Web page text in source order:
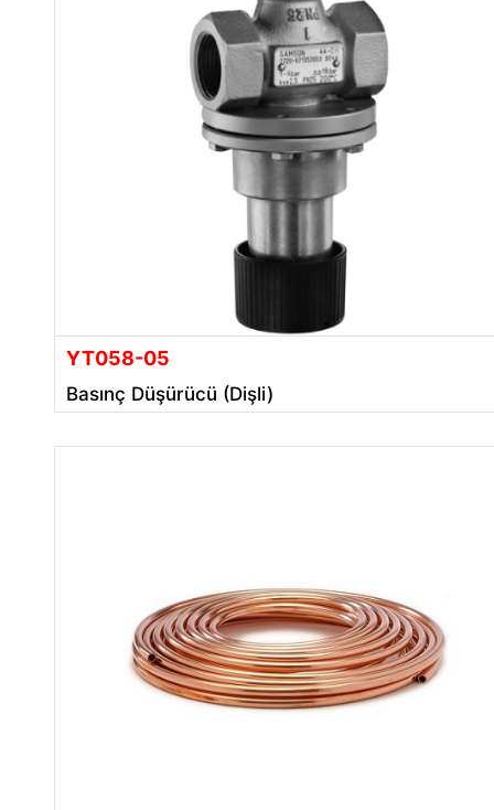
YT058-05
Basınç Düşürücü (Dişli)